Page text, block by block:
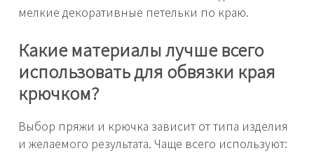
мелкие декоративные петельки по краю.
Какие материалы лучше всего
использовать для обвязки края
крючком?
Выбор пряжи и крючка зависит от типа изделия
и желаемого результата. Чаще всего используют: